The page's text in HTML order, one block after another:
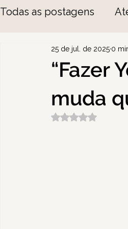
Todas as postagens
“Fazer
muda
25 de jul. de 2025 0
Avaliado com